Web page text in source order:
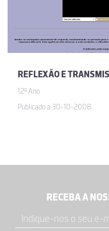
REFLEXÃO E
12º Ano
Publicado a 30-10-2008
RECEBA A